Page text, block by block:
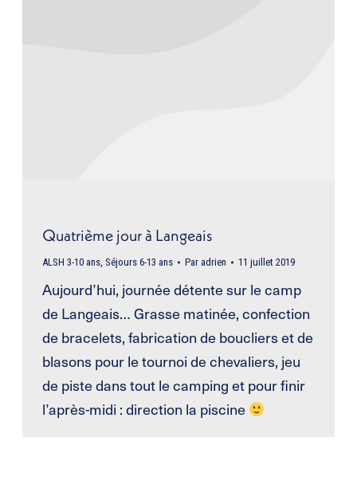
Quatrième jour à Langeais
ALSH 3-10 ans, Séjours 6-13 ans Par adrien 11 juillet 2019
Aujourd’hui, journée détente sur le camp
de Langeais… Grasse matinée, confection
de bracelets, fabrication de boucliers et de
blasons pour le tournoi de chevaliers, jeu
de piste dans tout le camping et pour finir
l’après-midi : direction la piscine